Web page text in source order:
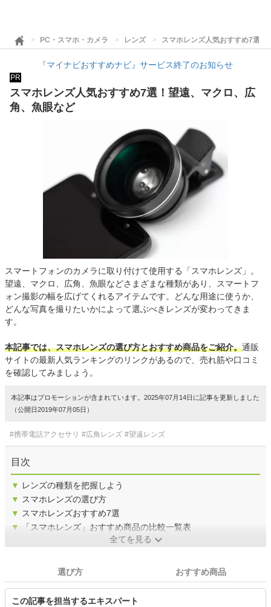
PC・スマホ・カメラ レンズ スマホレンズ人気おすすめ7選
『マイナビおすすめナビ』サービス終了のお知らせ
PR
スマホレンズ人気おすすめ7選！望遠、マクロ、広
角、魚眼など
スマートフォンのカメラに取り付けて使用する「スマホレンズ」。
望遠、マクロ、広角、魚眼などさまざまな種類があり、スマートフ
ォン撮影の幅を広げてくれるアイテムです。どんな用途に使うか、
どんな写真を撮りたいかによって選ぶべきレンズが変わってきま
す。
本記事では、スマホレンズの選び方とおすすめ商品をご紹介。通販
サイトの最新人気ランキングのリンクがあるので、売れ筋や口コミ
を確認してみましょう。
本記事はプロモーションが含まれています。2025年07月14日に記事を更新しました
（公開日2019年07月05日）
#携帯電話アクセサリ #広角レンズ #望遠レンズ
目次
▼ レンズの種類を把握しよう
▼ スマホレンズの選び方
▼ スマホレンズおすすめ7選
▼
「スマホレンズ」おすすめ商品の比較一覧表
全てを見る
選び方 おすすめ商品
この記事を担当するエキスパート